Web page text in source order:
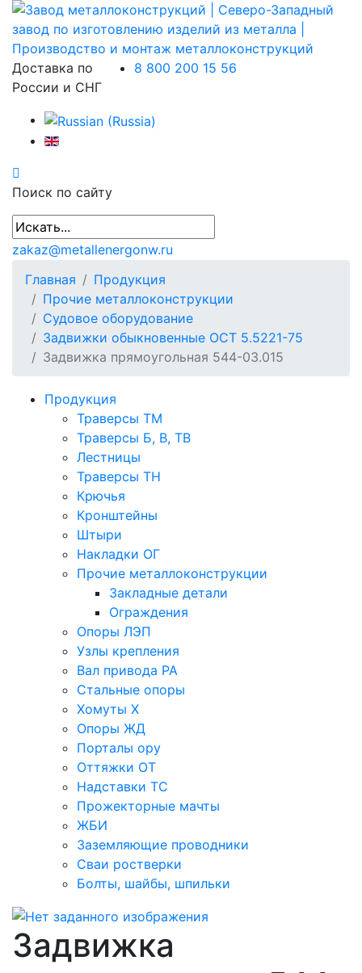
Доставка по
России и СНГ
8 800 200 15 56
Поиск по сайту
zakaz@metallenergonw.ru
Главная
Продукция
Прочие металлоконструкции
Судовое оборудование
Задвижки обыкновенные ОСТ 5.5221-75
Задвижка прямоугольная 544-03.015
Продукция
Траверсы ТМ
Траверсы Б, В, ТВ
Лестницы
Траверсы ТН
Крючья
Кронштейны
Штыри
Накладки ОГ
Прочие металлоконструкции
Закладные детали
Ограждения
Опоры ЛЭП
Узлы крепления
Вал привода РА
Стальные опоры
Хомуты Х
Опоры ЖД
Порталы ору
Оттяжки ОТ
Надставки ТС
Прожекторные мачты
ЖБИ
Заземляющие проводники
Сваи ростверки
Болты, шайбы, шпильки
Задвижка